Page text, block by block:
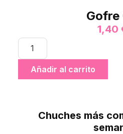
Gofre
1,40
Añadir al carrito
Chuches más